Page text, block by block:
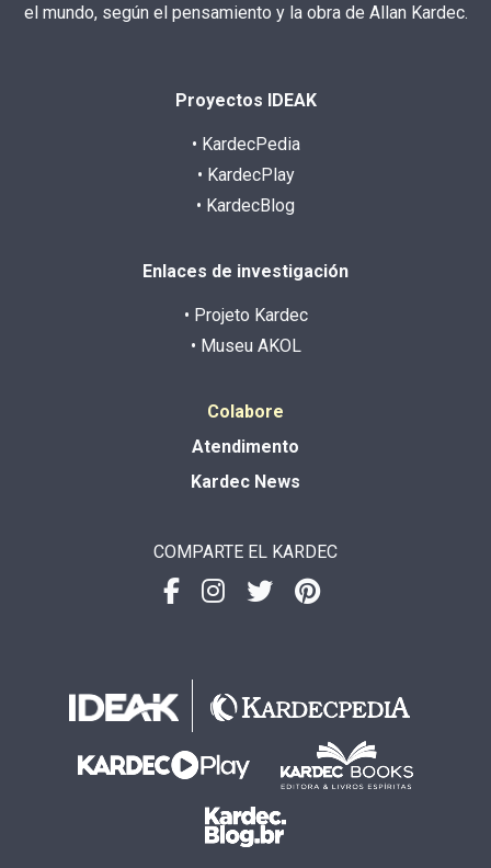
el mundo, según el pensamiento y la obra de Allan Kardec.
Proyectos IDEAK
• KardecPedia
• KardecPlay
• KardecBlog
Enlaces de investigación
• Projeto Kardec
• Museu AKOL
Colabore
Atendimento
Kardec News
COMPARTE EL KARDEC